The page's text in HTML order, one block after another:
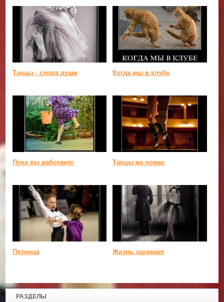
РАЗДЕЛЫ
Танцы - слова души Когда мы в клубе
Пока вы работаете Танцы на ножах
Пятница Жизнь заражает